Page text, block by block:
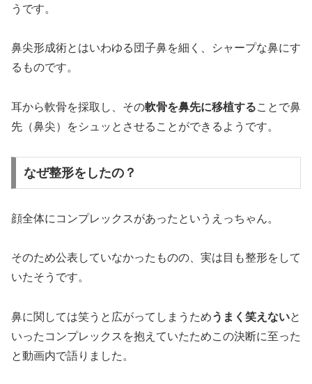
うです。
鼻尖形成術とはいわゆる 団子鼻を細く、シャープな鼻にす
る ものです。
耳から軟骨を採取し、その軟骨を鼻先に移植することで鼻
先（鼻尖）をシュッとさせることができる ようです。
なぜ整形をしたの？
顔全体にコンプレックスがあったというえっちゃん。
そのため公表していなかったものの、実は目も整形をして
いたそうです。
鼻に関しては笑うと広がってしまうためうまく笑えないと
いったコンプレックスを抱えていたためこの決断に至った
と動画内で語りました。